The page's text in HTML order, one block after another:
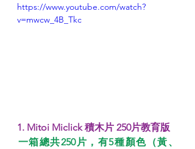
https://www.youtube.com/watch?
v=mwcw_4B_Tkc
1. ​Mitoi Miclick 積木片 250片教育版
一箱總共250片，有5種顏色（黃、